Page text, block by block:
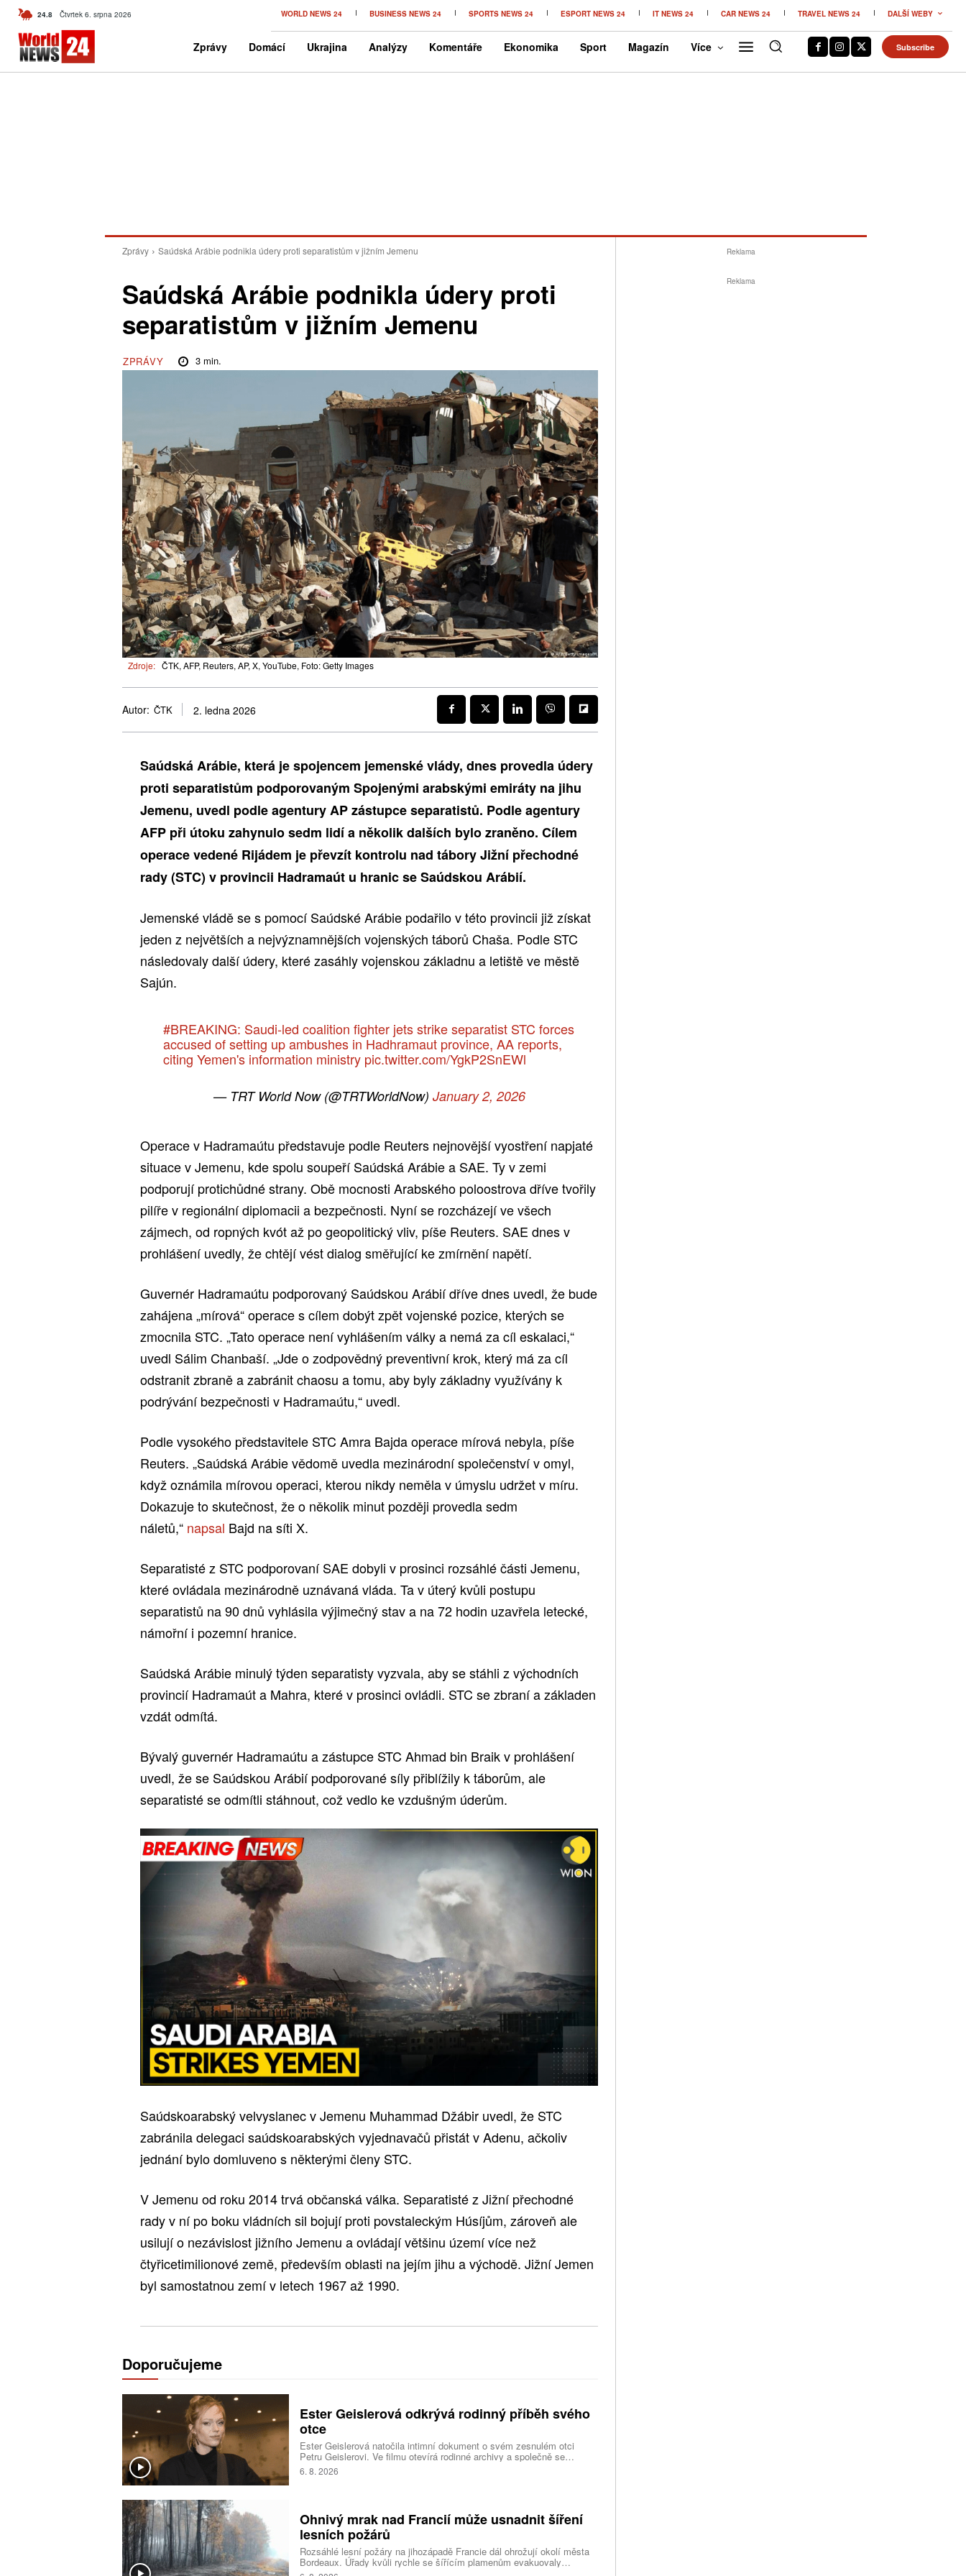
24.8 C Czech
Čtvrtek 6. srpna 2026 WORLD NEWS 24 BUSINESS NEWS 24 SPORTS NEWS 24 ESPORT NEWS 24 IT NEWS 24 CAR NEWS 24 TRAVEL NEWS 24 DALŠÍ WEBY
Zprávy Domácí Ukrajina Analýzy Komentáře Ekonomika Sport Magazín Více Subscribe
Zprávy Saúdská Arábie podnikla údery proti separatistům v jižním Jemenu
Saúdská Arábie podnikla údery proti
separatistům v jižním Jemenu
ZPRÁVY 3 min.
Zdroje: ČTK, AFP, Reuters, AP, X, YouTube, Foto: Getty Images
Autor: ČTK 2. ledna 2026
Saúdská Arábie, která je spojencem jemenské vlády, dnes provedla údery
proti separatistům podporovaným Spojenými arabskými emiráty na jihu
Jemenu, uvedl podle agentury AP zástupce separatistů. Podle agentury
AFP při útoku zahynulo sedm lidí a několik dalších bylo zraněno. Cílem
operace vedené Rijádem je převzít kontrolu nad tábory Jižní přechodné
rady (STC) v provincii Hadramaút u hranic se Saúdskou Arábií.
Jemenské vládě se s pomocí Saúdské Arábie podařilo v této provincii již získat
jeden z největších a nejvýznamnějších vojenských táborů Chaša. Podle STC
následovaly další údery, které zasáhly vojenskou základnu a letiště ve městě
Sajún.
#BREAKING: Saudi-led coalition fighter jets strike separatist STC forces
accused of setting up ambushes in Hadhramaut province, AA reports,
citing Yemen's information ministry pic.twitter.com/YgkP2SnEWl
— TRT World Now (@TRTWorldNow) January 2, 2026
Operace v Hadramaútu představuje podle Reuters nejnovější vyostření napjaté
situace v Jemenu, kde spolu soupeří Saúdská Arábie a SAE. Ty v zemi
podporují protichůdné strany. Obě mocnosti Arabského poloostrova dříve tvořily
pilíře v regionální diplomacii a bezpečnosti. Nyní se rozcházejí ve všech
zájmech, od ropných kvót až po geopolitický vliv, píše Reuters. SAE dnes v
prohlášení uvedly, že chtějí vést dialog směřující ke zmírnění napětí.
Guvernér Hadramaútu podporovaný Saúdskou Arábií dříve dnes uvedl, že bude
zahájena „mírová“ operace s cílem dobýt zpět vojenské pozice, kterých se
zmocnila STC. „Tato operace není vyhlášením války a nemá za cíl eskalaci,“
uvedl Sálim Chanbaší. „Jde o zodpovědný preventivní krok, který má za cíl
odstranit zbraně a zabránit chaosu a tomu, aby byly základny využívány k
podrývání bezpečnosti v Hadramaútu,“ uvedl.
Podle vysokého představitele STC Amra Bajda operace mírová nebyla, píše
Reuters. „Saúdská Arábie vědomě uvedla mezinárodní společenství v omyl,
když oznámila mírovou operaci, kterou nikdy neměla v úmyslu udržet v míru.
Dokazuje to skutečnost, že o několik minut později provedla sedm
náletů,“ napsal Bajd na síti X.
Separatisté z STC podporovaní SAE dobyli v prosinci rozsáhlé části Jemenu,
které ovládala mezinárodně uznávaná vláda. Ta v úterý kvůli postupu
separatistů na 90 dnů vyhlásila výjimečný stav a na 72 hodin uzavřela letecké,
námořní i pozemní hranice.
Saúdská Arábie minulý týden separatisty vyzvala, aby se stáhli z východních
provincií Hadramaút a Mahra, které v prosinci ovládli. STC se zbraní a základen
vzdát odmítá.
Bývalý guvernér Hadramaútu a zástupce STC Ahmad bin Braik v prohlášení
uvedl, že se Saúdskou Arábií podporované síly přiblížily k táborům, ale
separatisté se odmítli stáhnout, což vedlo ke vzdušným úderům.
Saúdskoarabský velvyslanec v Jemenu Muhammad Džábir uvedl, že STC
zabránila delegaci saúdskoarabských vyjednavačů přistát v Adenu, ačkoliv
jednání bylo domluveno s některými členy STC.
V Jemenu od roku 2014 trvá občanská válka. Separatisté z Jižní přechodné
rady v ní po boku vládních sil bojují proti povstaleckým Húsíjům, zároveň ale
usilují o nezávislost jižního Jemenu a ovládají většinu území více než
čtyřicetimilionové země, především oblasti na jejím jihu a východě. Jižní Jemen
byl samostatnou zemí v letech 1967 až 1990.
Doporučujeme
Ester Geislerová odkrývá rodinný příběh svého
otce
Ester Geislerová natočila intimní dokument o svém zesnulém otci
Petru Geislerovi. Ve filmu otevírá rodinné archivy a společně se
sestrou Aňou skládá portrét talentovaného muže, který měl v sobě
vřelost i temnější stránku.
6. 8. 2026
Ohnivý mrak nad Francií může usnadnit šíření
lesních požárů
Rozsáhlé lesní požáry na jihozápadě Francie dál ohrožují okolí města
Bordeaux. Úřady kvůli rychle se šířícím plamenům evakuovaly
desetitisíce lidí a nevylučují ani další rozšiřování bezpečnostních
Reklama
Reklama